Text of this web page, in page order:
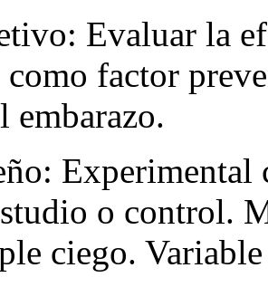
Evaluar la
factor
embarazo.
Experimental
o control.
ciego.